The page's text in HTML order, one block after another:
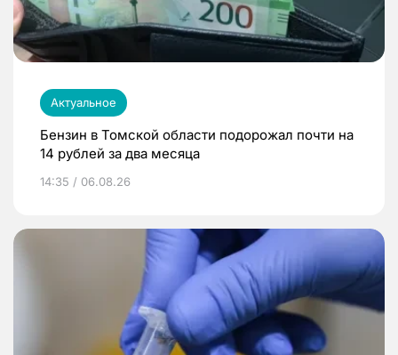
Актуальное
Бензин в Томской области подорожал почти на
14 рублей за два месяца
14:35 / 06.08.26